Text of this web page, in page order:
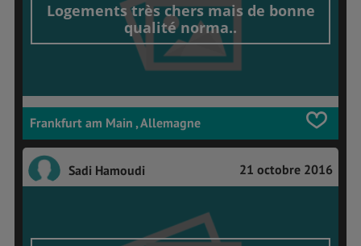
Logements très chers mais de bonne
qualité norma..
Frankfurt am Main , Allemagne
Sadi Hamoudi 21 octobre 2016